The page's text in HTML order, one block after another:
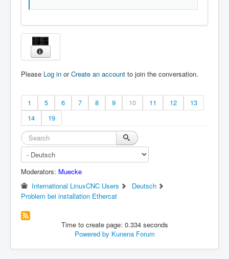
Please Log in orCreate an account to join the conversation.
1 5 6 7 8 9 10 11 12
13
14
19
Moderators: Muecke
International LinuxCNC Users
Deutsch
Problem bei installation Ethercat
Time to create page: 0.334 seconds
Powered by Kunena Forum